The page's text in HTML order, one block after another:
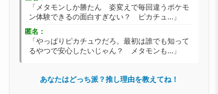
「メタモンしか勝たん 姿変えで毎回違うポケモ
ン体験できるの面白すぎない？ ピカチュ...」
匿名：
「やっぱりピカチュウだろ。最初は誰でも知って
るやつで安心したいじゃん？ メタモンも...」
あなたはどっち派？推し理由を教えてね！